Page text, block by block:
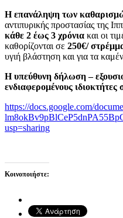
Η επανάληψη των
αντιπυρικής προστασίας της
κάθε 2 έως 3 χρόνια και οι
καθορίζονται σε 250€/
υγιή βλάστηση και για τα
Η υπεύθυνη δήλωση –
ενδιαφερομένους ιδιοκτήτες
https://docs.google.com/
usp=sharing
Κοινοποιήστε: